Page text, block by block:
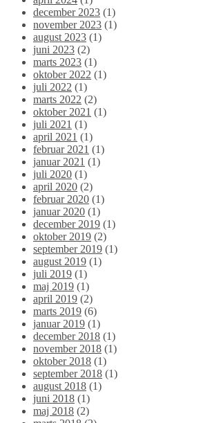
december 2023 (1)
november 2023 (1)
august 2023 (1)
juni 2023 (2)
marts 2023 (1)
oktober 2022 (1)
juli 2022 (1)
marts 2022 (2)
oktober 2021 (1)
juli 2021 (1)
april 2021 (1)
februar 2021 (1)
januar 2021 (1)
juli 2020 (1)
april 2020 (2)
februar 2020 (1)
januar 2020 (1)
december 2019 (1)
oktober 2019 (2)
september 2019 (1)
august 2019 (1)
juli 2019 (1)
maj 2019 (1)
april 2019 (2)
marts 2019 (6)
januar 2019 (1)
december 2018 (1)
november 2018 (1)
oktober 2018 (1)
september 2018 (1)
august 2018 (1)
juni 2018 (1)
maj 2018 (2)